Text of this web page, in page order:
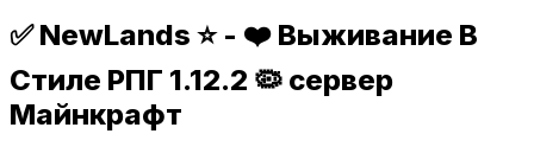
✅ NewLands ⭐ - ❤️ Выживание В
Стиле РПГ 1.12.2 🦠 сервер
Майнкрафт